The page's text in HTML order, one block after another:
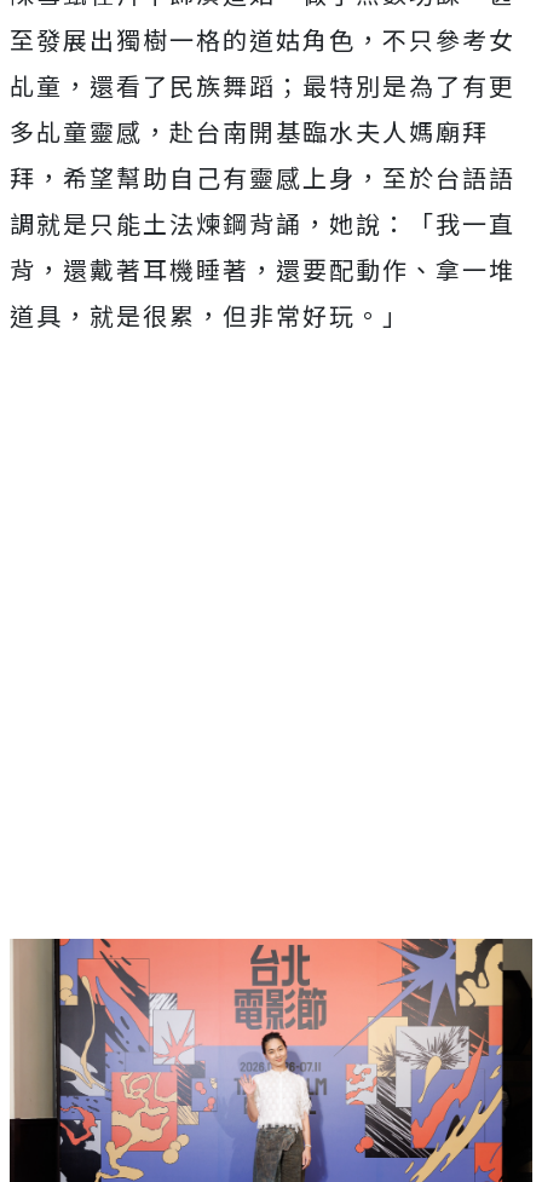
至發展出獨樹一格的道姑角色，不只參考女
乩童， 還看了民族舞蹈；最特別是為了有更
多乩童靈感， 赴台南開基臨水夫人媽廟拜
拜，希望幫助自己有靈感上身， 至於台語語
調就是只能土法煉鋼背誦，她說：「我一直
背， 還戴著耳機睡著，還要配動作、拿一堆
道具，就是很累， 但非常好玩。」